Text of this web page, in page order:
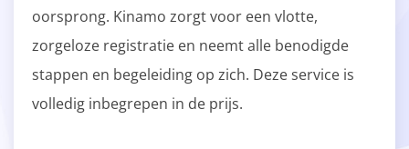
oorsprong. Kinamo zorgt voor een vlotte,
zorgeloze registratie en neemt alle benodigde
stappen en begeleiding op zich. Deze service is
volledig inbegrepen in de prijs.